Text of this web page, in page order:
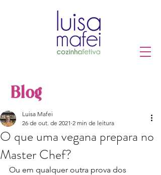
Blog
O que uma vegana prepara no
Master Chef?
Luisa Mafei
26 de out. de 2021 2 min de leitura
Ou em qualquer outra prova dos